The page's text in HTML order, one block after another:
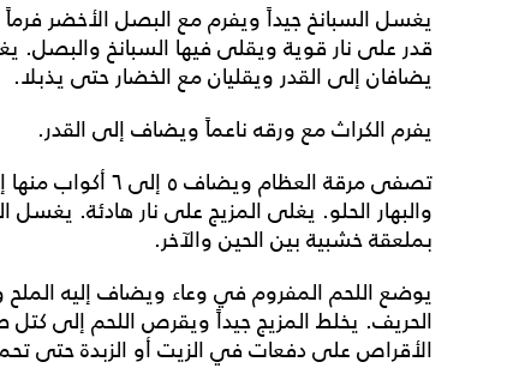
يغسل السبانخ جيداً ويفرم مع البصل الأخضر
قدر على نار قوية ويقلى فيها السبانخ والبصل.
يضافان إلى القدر ويقليان مع الخضار حتى يذبلا.
يفرم الكراث مع ورقه ناعماً ويضاف إلى القدر.
تصفى مرقة
والبهار الحلو. يغلى المزيج على نار هادئة. يغسل
بملعقة خشبية بين الحين والآخر.
يوضع اللحم المفروم في وعاء ويضاف إليه الملح
الحريف. يخلط المزيج جيداً ويقرص اللحم إلى
الأقراص على دفعات في الزيت أو الزبدة حتى